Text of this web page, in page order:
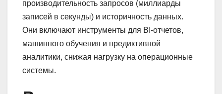
производительность запросов (миллиарды
записей в секунды) и историчность данных.
Они включают инструменты для BI-отчетов,
машинного обучения и предиктивной
аналитики, снижая нагрузку на операционные
системы.